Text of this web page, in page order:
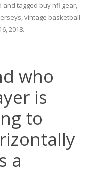
and tagged buy nfl gear,
,vintage basketball
2018.
who
is
to
a